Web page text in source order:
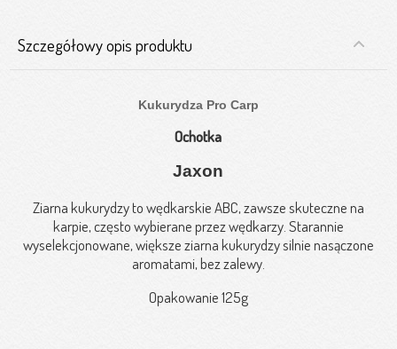
Szczegółowy opis produktu
Kukurydza Pro Carp
Ochotka
Jaxon
Ziarna kukurydzy to wędkarskie ABC, zawsze skuteczne na
karpie, często wybierane przez wędkarzy. Starannie
wyselekcjonowane, większe ziarna kukurydzy silnie nasączone
aromatami, bez zalewy.
Opakowanie 125g